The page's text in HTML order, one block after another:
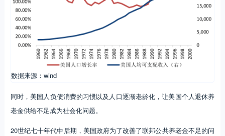
数据来源：wind
同时，美国人负债消费的习惯以及人口逐渐老龄化，让美国个人退休养
老金供给不足成为社会化问题。
20世纪七十年代中后期，美国政府为了改善了联邦公共养老金不足的问